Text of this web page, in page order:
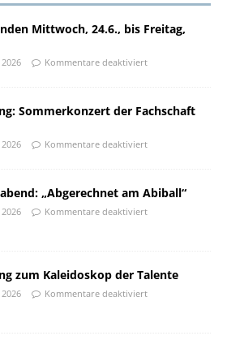
Mittwoch, 24.6., bis Freitag,
Kommentare deaktiviert
Sommerkonzert der Fachschaft
Kommentare deaktiviert
„Abgerechnet am Abiball“
Kommentare deaktiviert
zum Kaleidoskop der Talente
Kommentare deaktiviert